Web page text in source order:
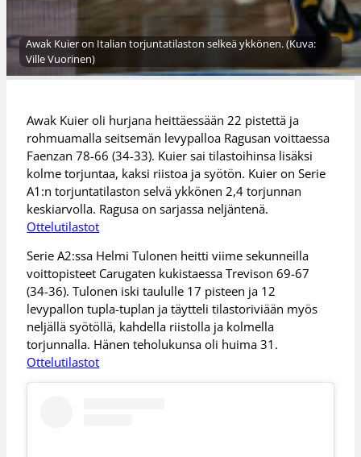
Awak Kuier on Italian torjuntatilaston selkeä ykkönen. (Kuva:
Ville Vuorinen)
Awak Kuier oli hurjana heittäessään 22 pistettä ja
rohmuamalla seitsemän levypalloa Ragusan voittaessa
Faenzan 78-66 (34-33). Kuier sai tilastoihinsa lisäksi
kolme torjuntaa, kaksi riistoa ja syötön. Kuier on Serie
A1:n torjuntatilaston selvä ykkönen 2,4 torjunnan
keskiarvolla. Ragusa on sarjassa neljäntenä.
Ottelutilastot
Serie A2:ssa Helmi Tulonen heitti viime sekunneilla
voittopisteet Carugaten kukistaessa Trevison 69-67
(34-36). Tulonen iski taululle 17 pisteen ja 12
levypallon tupla-tuplan ja täytteli tilastoriviään myös
neljällä syötöllä, kahdella riistolla ja kolmella
torjunnalla. Hänen teholukunsa oli huima 31.
Ottelutilastot